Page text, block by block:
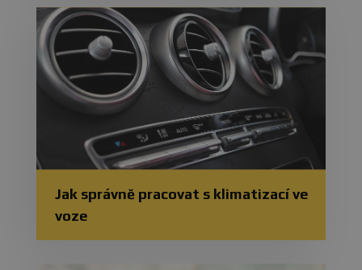
Jak správně pracovat s klimatizací ve
voze